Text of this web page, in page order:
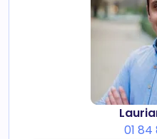
01 84